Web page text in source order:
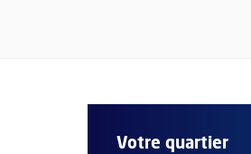
Votre quartier